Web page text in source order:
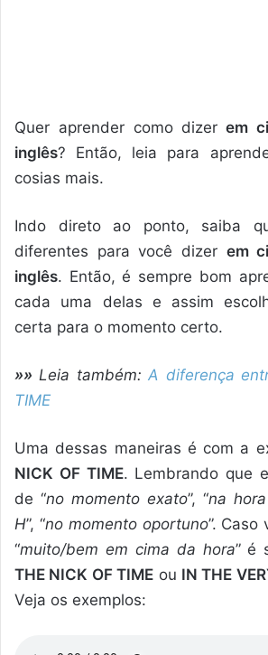
Quer aprender como dizer em
inglês? Então, leia para
cosias mais.
Indo direto ao ponto, saiba
diferentes para você dizer em
inglês. Então, é sempre bom
cada uma delas e assim
certa para o momento certo.
»» Leia também:A diferença
TIME
Uma dessas maneiras é com a
NICK OF TIME. Lembrando que
de “no momento exato”, “na
H”, “no momento oportuno”. Caso
“muito/bem em cima da hora” é
THE NICK OF TIME ou IN THE
Veja os exemplos: